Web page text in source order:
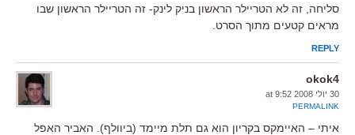
סליחה, זה לא הטריילר הראשון בניק לינק- זה הטריילר הראשון שבו
מראים קטעים מתוך הסרט.
REPLY
okok4
30 יולי 2008 at 9:52
PERMALINK
איתי – האיימקס בקריון הוא גם תלת מיימד (ביוולף). האביר האפל